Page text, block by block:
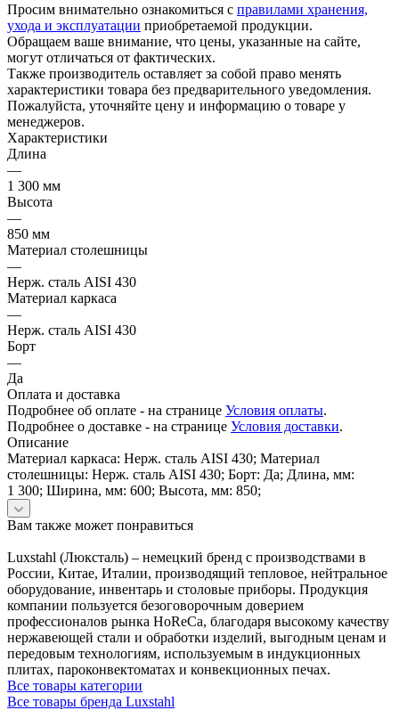
Просим внимательно ознакомиться с правилами хранения,
ухода и эксплуатации приобретаемой продукции.
Обращаем ваше внимание, что цены, указанные на сайте,
могут отличаться от фактических.
Также производитель оставляет за собой право менять
характеристики товара без предварительного уведомления.
Пожалуйста, уточняйте цену и информацию о товаре у
менеджеров.
Характеристики
Длина
—
1 300 мм
Высота
—
850 мм
Материал столешницы
—
Нерж. сталь AISI 430
Материал каркаса
—
Нерж. сталь AISI 430
Борт
—
Да
Оплата и доставка
Подробнее об оплате - на странице Условия оплаты.
Подробнее о доставке - на странице Условия доставки.
Описание
Материал каркаса: Нерж. сталь AISI 430; Материал
столешницы: Нерж. сталь AISI 430; Борт: Да; Длина, мм:
1 300; Ширина, мм: 600; Высота, мм: 850;
Вам также может понравиться
Luxstahl (Люксталь) – немецкий бренд с производствами в
России, Китае, Италии, производящий тепловое, нейтральное
оборудование, инвентарь и столовые приборы. Продукция
компании пользуется безоговорочным доверием
профессионалов рынка HoReCa, благодаря высокому качеству
нержавеющей стали и обработки изделий, выгодным ценам и
передовым технологиям, используемым в индукционных
плитах, пароконвектоматах и конвекционных печах.
Все товары категории
Все товары бренда Luxstahl